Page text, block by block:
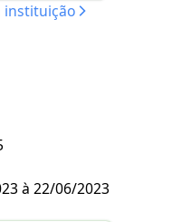
instituição
à 22/06/2023